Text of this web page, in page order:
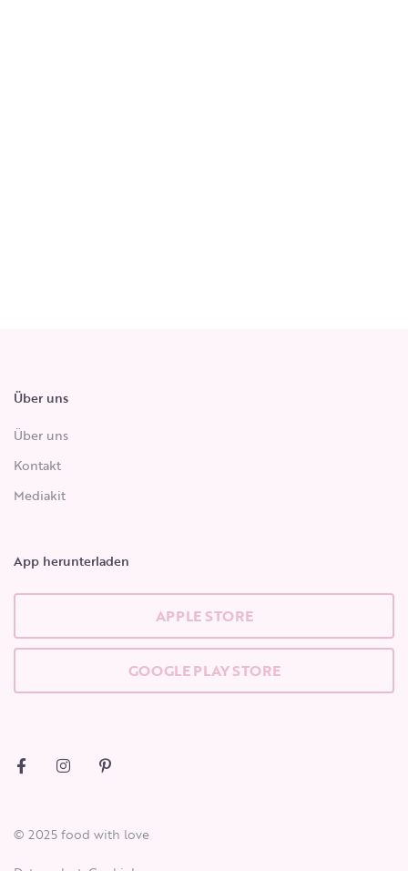
Über uns
Über uns
Kontakt
Mediakit
App herunterladen
APPLE STORE
GOOGLE PLAY STORE
© 2025 food with love